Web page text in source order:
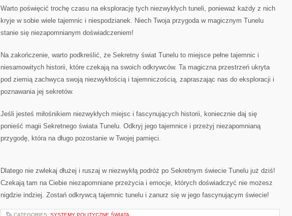
Warto poświęcić trochę​ czasu na eksplorację tych niezwykłych tuneli, ponieważ każdy ​z nich
kryje w⁤ sobie wiele ‍tajemnic ⁢i niespodzianek. Niech‌ Twoja przygoda‍ w‌ magicznym ⁢Tunelu⁤
stanie się niezapomnianym doświadczeniem!
Na​ zakończenie, warto podkreślić, ‌że Sekretny świat Tunelu to miejsce pełne‌ tajemnic⁣ i
niesamowitych historii, które czekają na swoich odkrywców. Ta magiczna przestrzeń ukryta
pod ziemią zachwyca swoją niezwykłością ‌i tajemniczością, zapraszając nas do eksploracji i
poznawania jej sekretów.
Jeśli jesteś miłośnikiem niezwykłych miejsc i ​fascynujących historii, koniecznie daj się
ponieść magii Sekretnego świata Tunelu. Odkryj⁢ jego tajemnice i⁢ przeżyj niezapomnianą
‌przygodę, która na długo pozostanie⁤ w Twojej pamięci.
Dlatego ⁣nie zwlekaj dłużej i ruszaj w​ niezwykłą ⁢podróż po Sekretnym świecie ‍Tunelu już dziś!
Czekają tam na Ciebie niezapomniane przeżycia i emocje, których ⁤doświadczyć nie możesz
nigdzie indziej. Zostań odkrywcą‌ tajemnic tunelu⁣ i zanurz się w ⁣jego fascynującym świecie!
CATEGORIES: SYSTEMY POLITYCZNE ŚWIATA